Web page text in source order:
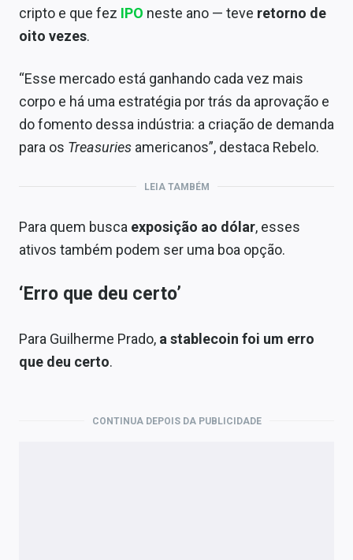
cripto e que fez IPO neste ano — teve retorno de
oito vezes.
“Esse mercado está ganhando cada vez mais
corpo e há uma estratégia por trás da aprovação e
do fomento dessa indústria: a criação de demanda
para os Treasuries americanos”, destaca Rebelo.
LEIA TAMBÉM
Para quem busca exposição ao dólar, esses
ativos também podem ser uma boa opção.
‘Erro que deu certo’
Para Guilherme Prado, a stablecoin foi um erro
que deu certo.
CONTINUA DEPOIS DA PUBLICIDADE